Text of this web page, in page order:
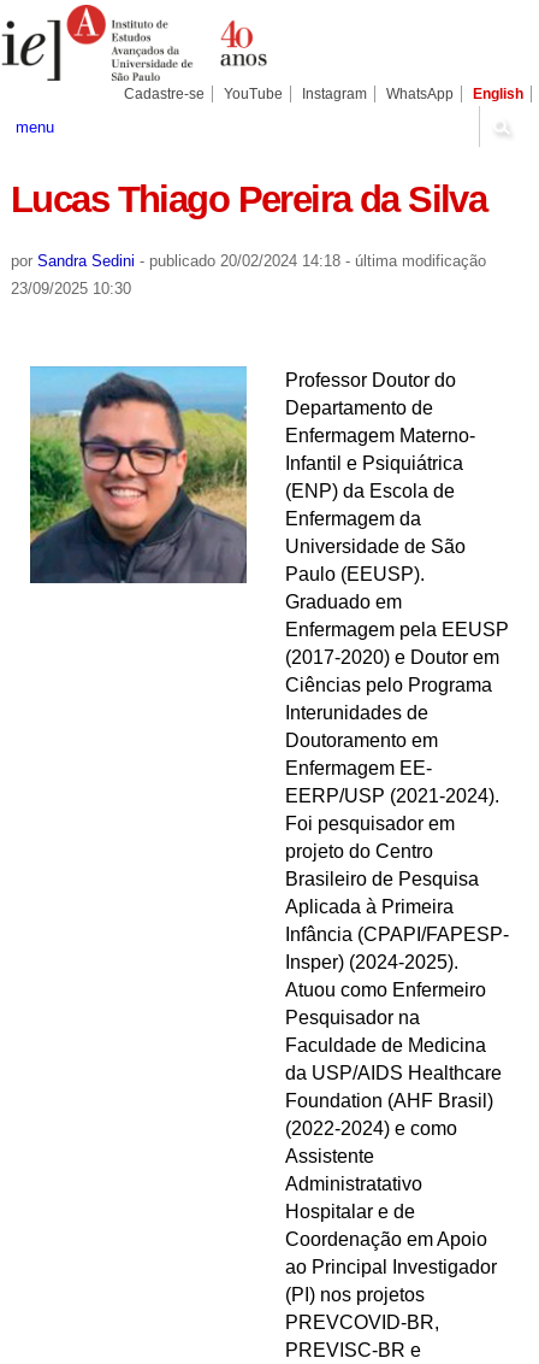
para
conteúdo.
Pessoais
Cadastre-se YouTube Instagram WhatsApp English
menu
Lucas Thiago Pereira da Silva
por Sandra Sedini - publicado20/02/2024 14:18 - última modificação
23/09/2025 10:30
Professor Doutor do
Departamento de
Enfermagem Materno-
Infantil e Psiquiátrica
(ENP) da Escola de
Enfermagem da
Universidade de São
Paulo (EEUSP).
Graduado em
Enfermagem pela EEUSP
(2017-2020) e Doutor em
Ciências pelo Programa
Interunidades de
Doutoramento em
Enfermagem EE-
EERP/USP (2021-2024).
Foi pesquisador em
projeto do Centro
Brasileiro de Pesquisa
Aplicada à Primeira
Infância (CPAPI/FAPESP-
Insper) (2024-2025).
Atuou como Enfermeiro
Pesquisador na
Faculdade de Medicina
da USP/AIDS Healthcare
Foundation (AHF Brasil)
(2022-2024) e como
Assistente
Administratativo
Hospitalar e de
Coordenação em Apoio
ao Principal Investigador
(PI) nos projetos
PREVCOVID-BR,
PREVISC-BR e